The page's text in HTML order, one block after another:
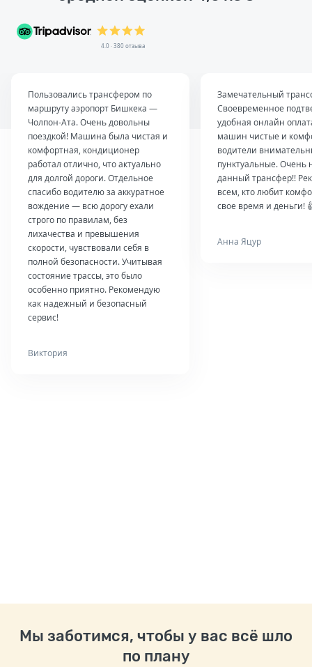
4.0 · 380 отзыва
Пользовались трансфером по
маршруту аэропорт Бишкека —
Чолпон-Ата. Очень довольны
поездкой! Машина была чистая и
комфортная, кондиционер
работал отлично, что актуально
для долгой дороги. Отдельное
спасибо водителю за аккуратное
вождение — всю дорогу ехали
строго по правилам, без
лихачества и превышения
скорости, чувствовали себя в
полной безопасности. Учитывая
состояние трассы, это было
особенно приятно. Рекомендую
как надежный и безопасный
сервис!
Виктория
Замечательный
Своевременное
удобная онлайн
машин чистые и
водители
пунктуальные. Очень
данный трансфер!!
всем, кто любит
свое время и деньги!
Анна Яцур
Мы заботимся, чтобы у вас всё шло
по плану